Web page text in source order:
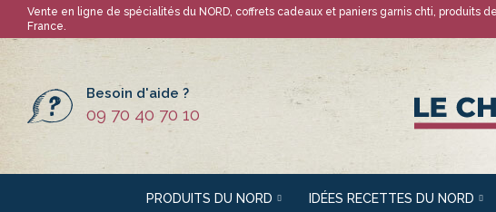
Vente en ligne de spécialités du NORD, coffrets cadeaux et paniers garnis chti, produits
France.
Besoin d'aide ?
09 70 40 70 10
PRODUITS DU NORD IDÉES RECETTES DU NORD